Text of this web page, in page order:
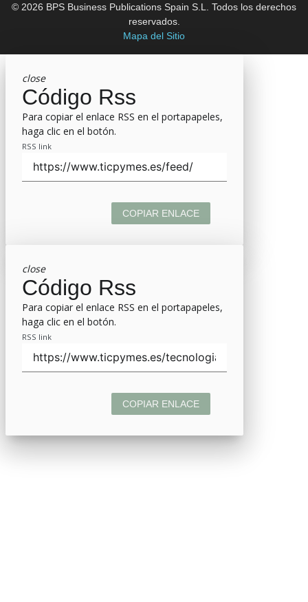
© 2026 BPS Business Publications Spain S.L. Todos los derechos
reservados.
Mapa del Sitio
close
Código Rss
Para copiar el enlace RSS en el portapapeles,
haga clic en el botón.
RSS link
COPIAR ENLACE
close
Código Rss
Para copiar el enlace RSS en el portapapeles,
haga clic en el botón.
RSS link
COPIAR ENLACE